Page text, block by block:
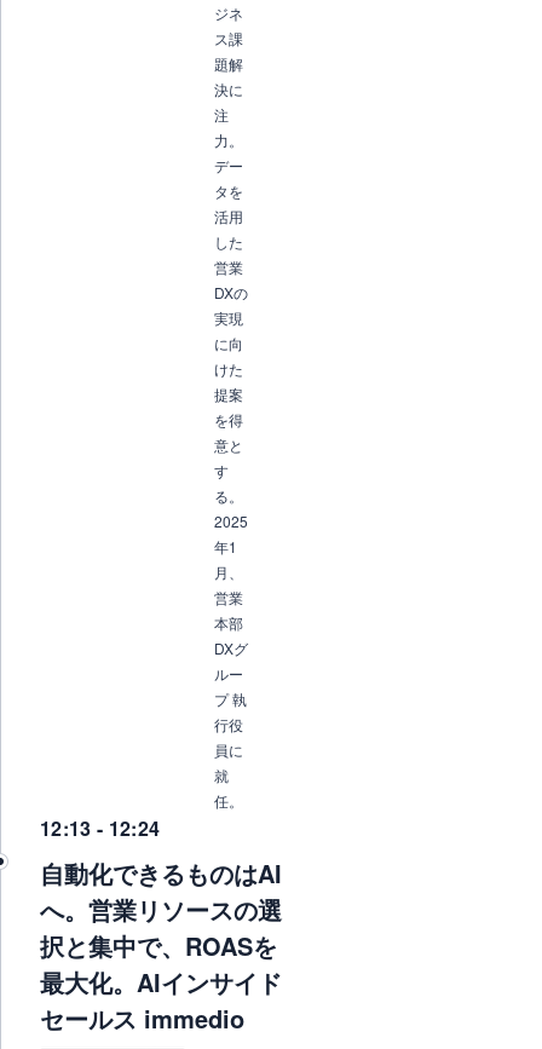
ジネ
ス課
題解
決に
注
力。
デー
タを
活用
した
営業
DXの
実現
に向
けた
提案
を得
意と
す
る。
2025
年1
月、
営業
本部
DXグ
ルー
プ 執
行役
員に
就
任。
12:13 - 12:24
自動化できるものはAI
へ。営業リソースの選
択と集中で、ROASを
最大化。AIインサイド
セールス immedio